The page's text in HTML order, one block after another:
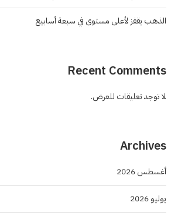
الذهب يقفز لأعلى مستوى في سبعة أسابيع
Recent Comments
لا توجد تعليقات للعرض.
Archives
أغسطس 2026
يوليو 2026